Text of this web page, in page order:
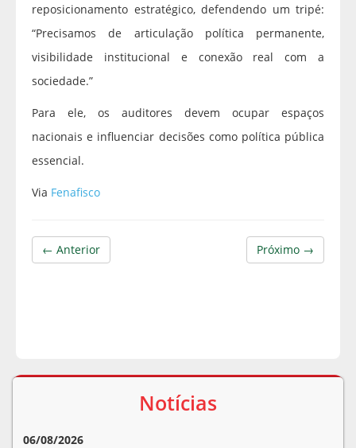
reposicionamento estratégico, defendendo um tripé:
“Precisamos de articulação política permanente,
visibilidade institucional e conexão real com a
sociedade.”
Para ele, os auditores devem ocupar espaços
nacionais e influenciar decisões como política pública
essencial.
Via Fenafisco
Próximo →
← Anterior
Notícias
06/08/2026